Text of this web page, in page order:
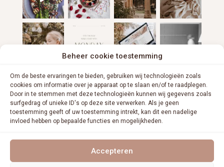
Beheer cookie toestemming
Om de beste ervaringen te bieden, gebruiken wij technologieën zoals
cookies om informatie over je apparaat op te slaan en/of te raadplegen.
Door in te stemmen met deze technologieën kunnen wij gegevens zoals
surfgedrag of unieke ID's op deze site verwerken. Als je geen
toestemming geeft of uw toestemming intrekt, kan dit een nadelige
invloed hebben op bepaalde functies en mogelijkheden.
Accepteren
VOLG ME OP INSTAGRAM